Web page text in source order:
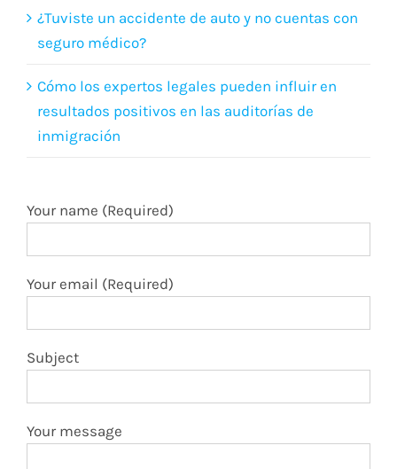
¿Tuviste un accidente de auto y no cuentas con
seguro médico?
Cómo los expertos legales pueden influir en
resultados positivos en las auditorías de
inmigración
Your name (Required)
Your email (Required)
Subject
Your message